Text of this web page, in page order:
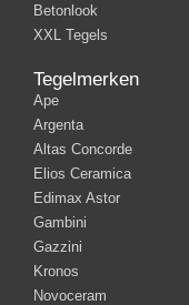
Betonlook
XXL Tegels
Tegelmerken
Ape
Argenta
Altas Concorde
Elios Ceramica
Edimax Astor
Gambini
Gazzini
Kronos
Novoceram